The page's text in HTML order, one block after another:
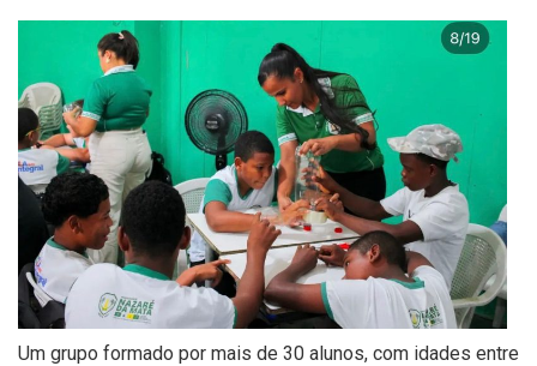
Um grupo formado por mais de 30 alunos, com idades entre